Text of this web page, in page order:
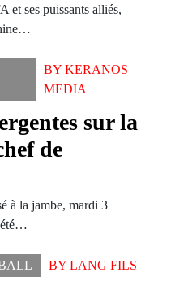
et ses puissants alliés,
BY KERANOS
MEDIA
sur la
de
à la jambe, mardi 3
été…
BYLANG FILS